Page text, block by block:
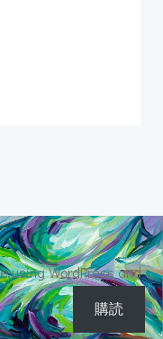
using WordPress and
購読